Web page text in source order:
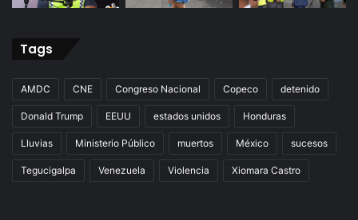
Tags
AMDC CNE Congreso Nacional Copeco detenido
Donald Trump EEUU estados unidos Honduras
Lluvias Ministerio Público muertos México sucesos
Tegucigalpa Venezuela Violencia Xiomara Castro